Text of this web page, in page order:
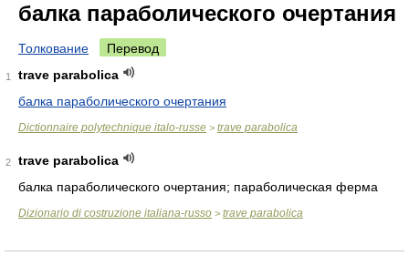
балка параболического очертания
Толкование Перевод
1
trave parabolica
балка параболического очертания
Dictionnaire polytechnique italo-russe > trave parabolica
2
trave parabolica
балка параболического очертания; параболическая ферма
Dizionario di costruzione italiana-russo > trave parabolica